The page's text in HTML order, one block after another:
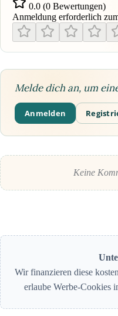
0.0 (0 Bewertungen)
Anmeldung erforderlich
Melde dich an, um
Anmelden
Keine
Wir finanzieren diese
erlaube Werbe-Cookies